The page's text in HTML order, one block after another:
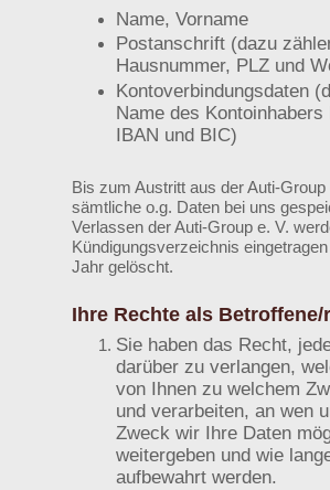
Name, Vorname
Postanschrift (dazu
Hausnummer, PLZ und
Kontoverbindungsdaten
Name des
IBAN und BIC)
Bis zum Austritt aus der Auti-Group
sämtliche o.g. Daten bei uns
Verlassen der Auti-Group e. V.
Kündigungsverzeichnis
Jahr gelöscht.
Ihre Rechte als Betroffene/
Sie haben das Recht,
darüber zu verlangen,
von Ihnen zu welchem
und verarbeiten, an wen
Zweck wir Ihre Daten
weitergeben und wie
aufbewahrt werden.